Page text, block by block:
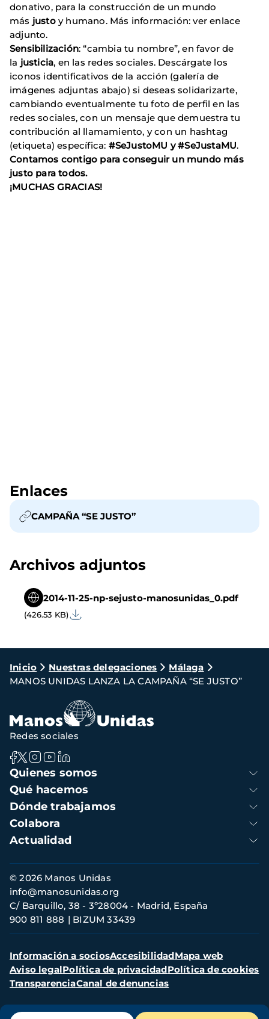
donativo, para la construcción de un mundo
más justoy humano. Más información: ver enlace
adjunto.
Sensibilización: “cambia tu nombre”, en favor de
la justicia, en las redes sociales. Descárgate los
iconos identificativos de la acción (galería de
imágenes adjuntas abajo) si deseas solidarizarte,
cambiando eventualmente tu foto de perfil en las
redes sociales, con un mensaje que demuestra tu
contribución al llamamiento, y con un hashtag
(etiqueta) específica: #SeJustoMU y #SeJustaMU.
Contamos contigo para conseguir un mundo más
justo para todos.
¡MUCHAS GRACIAS!
Enlaces
CAMPAÑA “SE JUSTO”
Archivos adjuntos
2014-11-25-np-sejusto-manosunidas_0.pdf
(426.53 KB)
Ruta
de
navegación
Inicio Nuestras delegaciones
Málaga
MANOS UNIDAS LANZA LA CAMPAÑA “SE JUSTO”
Navegación
principal
Quienes somos
Qué hacemos
Dónde trabajamos
Colabora
Actualidad
Redes sociales
Información
de
contacto
© 2026 Manos Unidas
C/ Barquillo, 38 - 3º28004 - Madrid, España
900 811 888
BIZUM 33439
info@manosunidas.org
Menú
secundario
Información a sociosAccesibilidadMapa web
Aviso legalPolítica de privacidadPolítica de cookies
TransparenciaCanal de denuncias